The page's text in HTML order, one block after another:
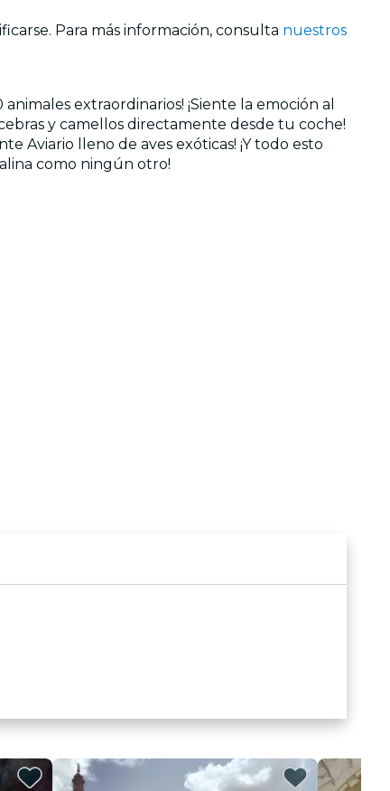
Para más información, consulta nuestros
extraordinarios! ¡Siente la emoción al
y camellos directamente desde tu coche!
Aviario lleno de aves exóticas! ¡Y todo esto
como ningún otro!